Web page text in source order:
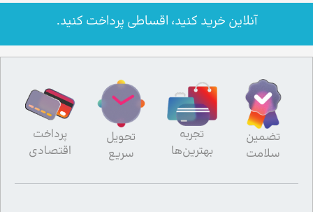
آنلاین خرید کنید، اقساطی پرداخت کنید.
تضمین
سلامت
تجربه
بهترین‌ها
تحویل
سریع
پرداخت
اقتصادی